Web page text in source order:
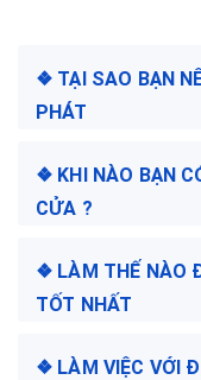
❖ TẠI SAO BẠN
PHÁT
❖ KHI NÀO BẠN
CỬA ?
❖ LÀM THẾ NÀO
TỐT NHẤT
❖ LÀM VIỆC VỚI